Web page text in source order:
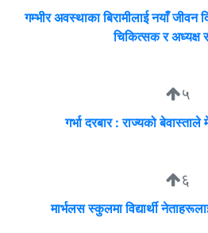
गम्भीर अवस्थाका बिरामीलाई नयाँ जीवन
चिकित्सक र अध्यक्ष
५
गर्भा दरबार : राज्यको बेवास्ताले
६
मार्भलस स्कुलमा विद्यार्थी